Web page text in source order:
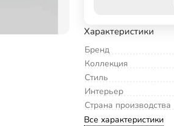
Характеристики
Бренд
Коллекция
Стиль
Интерьер
Страна производства
Все характеристики